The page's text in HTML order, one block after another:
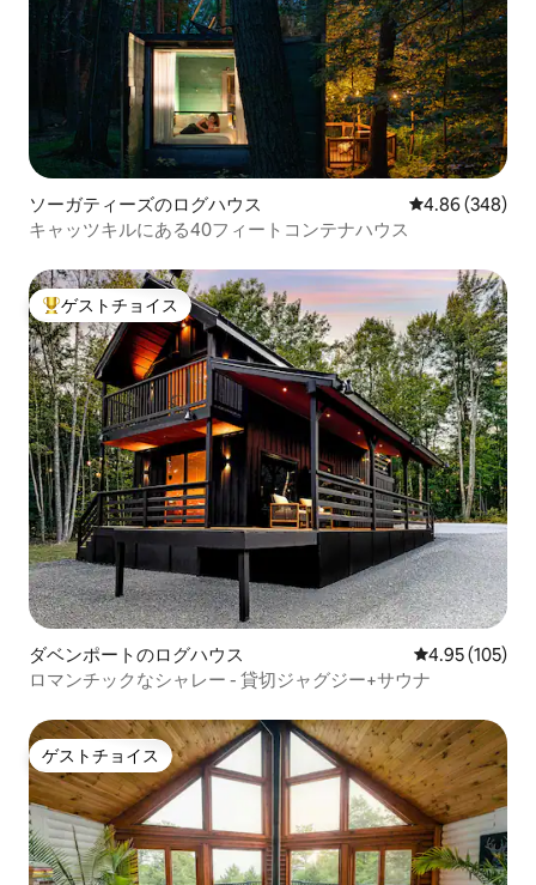
ソーガティーズのログハウス レビュー348
4.86 (348)
キャッツキルにある40フィートコンテナハウス
大好評のゲストチョイスです。
ゲストチョイス
ダベンポートのログハウス レビュー105
4.95 (105)
ロマンチックなシャレー - 貸切ジャグジー+サウナ
ゲストチョイス
ゲストチョイス